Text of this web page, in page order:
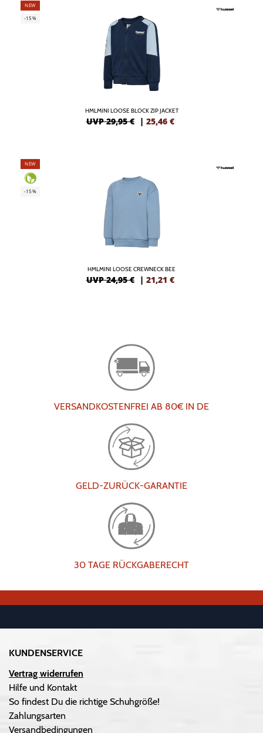
NEW
-15%
HMLMINI LOOSE BLOCK ZIP JACKET
UVP 29,95 € | 25,46 €
NEW
-15%
HMLMINI LOOSE CREWNECK BEE
UVP 24,95 € | 21,21 €
VERSANDKOSTENFREI AB 80€ IN DE
GELD-ZURÜCK-GARANTIE
30 TAGE RÜCKGABERECHT
KUNDENSERVICE
Vertrag widerrufen
Hilfe und Kontakt
So findest Du die richtige Schuhgröße!
Zahlungsarten
Versandbedingungen